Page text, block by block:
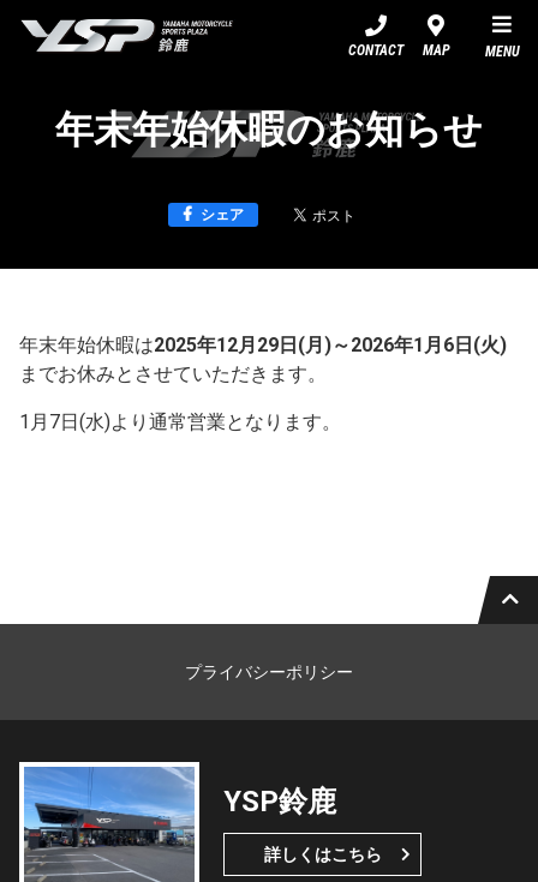
CONTACT MAP MENU
年末年始休暇のお知らせ
シェア
年末年始休暇は2025年12月29日(月)～2026年1月6日(火)
までお休みとさせていただきます。
1月7日(水)より通常営業となります。
プライバシーポリシー
YSP鈴鹿
詳しくはこちら